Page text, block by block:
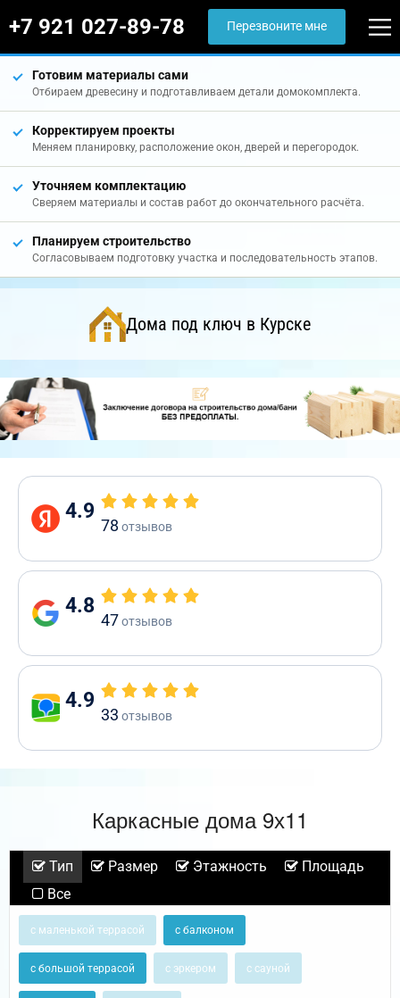
+7 921 027-89-78 Перезвоните мне
Готовим материалы сами
Отбираем древесину и подготавливаем детали домокомплекта.
Корректируем проекты
Меняем планировку, расположение окон, дверей и перегородок.
Уточняем комплектацию
Сверяем материалы и состав работ до окончательного расчёта.
Планируем строительство
Согласовываем подготовку участка и последовательность этапов.
Дома под ключ в Курске
4.9
78 отзывов
4.8
47отзывов
4.9
33 отзывов
Каркасные дома 9х11
Тип Размер Этажность
Площадь
Все
с маленькой террасой с балконом
с большой террасой с эркером с сауной